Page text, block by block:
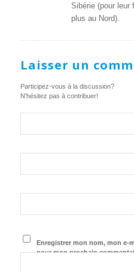
Sibérie (pour leur
plus au Nord).
Laisser un
Participez-vous à la discussion?
N'hésitez pas à contribuer!
Enregistrer mon nom, mon e-
pour mon prochain